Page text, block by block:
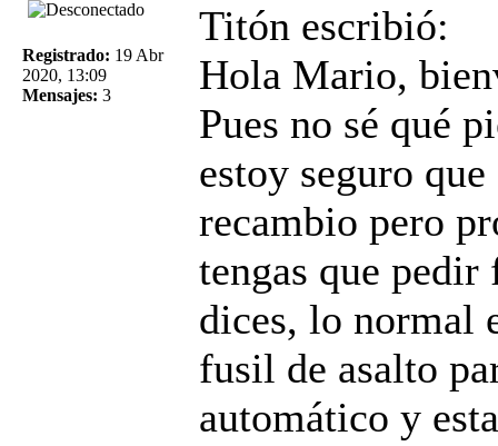
Registrado: 19 Abr
2020, 13:09
Mensajes: 3
Titón escribió:
Hola Mario,
Pues no sé qué
estoy seguro
recambio pero
tengas que
dices, lo normal
fusil de asalto
automático y